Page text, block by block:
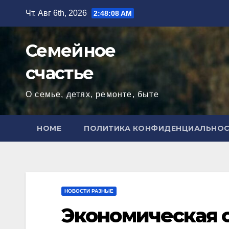
содержимому
Чт. Авг 6th, 2026 2:48:09 AM
Семейное
счастье
О семье, детях, ремонте, быте
HOME ПОЛИТИКА
НОВОСТИ РАЗНЫЕ
Экономическая